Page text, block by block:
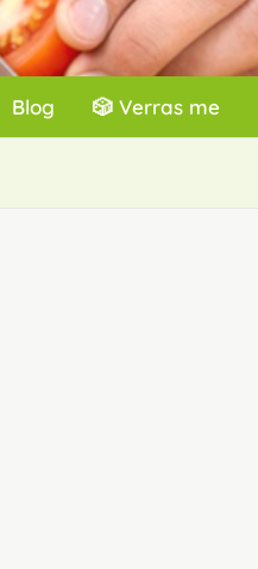
Blog 🎲 Verras me